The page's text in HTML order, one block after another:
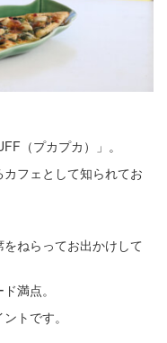
（プカプカ）」。
フェとして知られてお
ねらってお出かけして
満点。
トです。